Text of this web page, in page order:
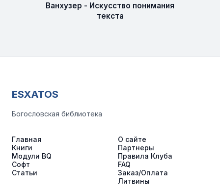
Ванхузер - Искусство понимания
текста
ESXATOS
Богословская библиотека
Главная
Книги
Модули BQ
Софт
Статьи
О сайте
Партнеры
Правила Клуба
FAQ
Заказ/Оплата
Литвины